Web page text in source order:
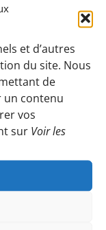
et d’autres
du site. Nous
de
un contenu
vos
sur Voir les